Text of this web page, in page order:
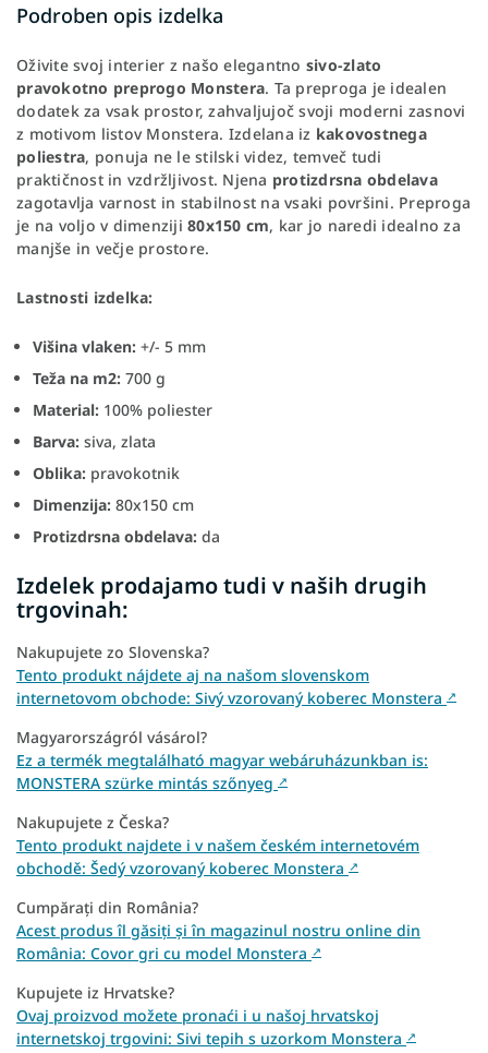
Podroben opis izdelka
Oživite svoj interier z našo elegantno sivo-zlato
pravokotno preprogo Monstera. Ta preproga je idealen
dodatek za vsak prostor, zahvaljujoč svoji moderni zasnovi
z motivom listov Monstera. Izdelana iz kakovostnega
poliestra, ponuja ne le stilski videz, temveč tudi
praktičnost in vzdržljivost. Njena protizdrsna obdelava
zagotavlja varnost in stabilnost na vsaki površini. Preproga
je na voljo v dimenziji 80x150 cm, kar jo naredi idealno za
manjše in večje prostore.
Lastnosti izdelka:
Višina vlaken: +/- 5 mm
Teža na m2: 700 g
Material: 100% poliester
Barva: siva, zlata
Oblika: pravokotnik
Dimenzija: 80x150 cm
Protizdrsna obdelava: da
Izdelek prodajamo tudi v naših drugih
trgovinah:
Nakupujete zo Slovenska?
Tento produkt nájdete aj na našom slovenskom
internetovom obchode: Sivý vzorovaný koberec Monstera ↗
Magyarországról vásárol?
Ez a termék megtalálható magyar webáruházunkban is:
MONSTERA szürke mintás szőnyeg ↗
Nakupujete z Česka?
Tento produkt najdete i v našem českém internetovém
obchodě: Šedý vzorovaný koberec Monstera ↗
Cumpărați din România?
Acest produs îl găsiți și în magazinul nostru online din
România: Covor gri cu model Monstera ↗
Kupujete iz Hrvatske?
Ovaj proizvod možete pronaći i u našoj hrvatskoj
internetskoj trgovini: Sivi tepih s uzorkom Monstera ↗